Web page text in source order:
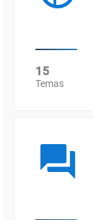
15
Temas